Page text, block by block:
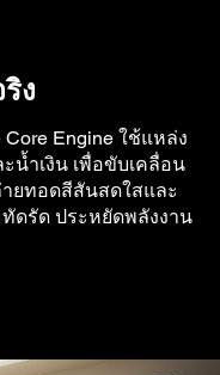
ง
Engine ใช้แหล่ง
น้ำเงิน เพื่อขับเคลื่อน
ายทอดสีสันสดใสและ
ดรัด ประหยัดพลังงาน